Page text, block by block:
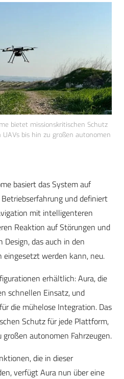
bietet missionskritischen Schutz
bis hin zu großen autonomen
basiert das System auf
und definiert
mit intelligenteren
Reaktion auf Störungen und
das auch in den
eingesetzt werden kann, neu.
erhältlich: Aura, die
schnellen Einsatz, und
die mühelose Integration. Das
Schutz für jede Plattform,
autonomen Fahrzeugen.
die in dieser
verfügt Aura nun über eine